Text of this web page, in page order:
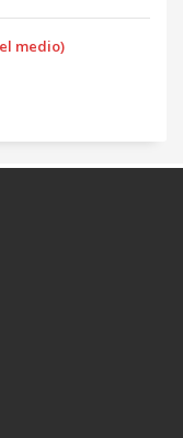
medio)